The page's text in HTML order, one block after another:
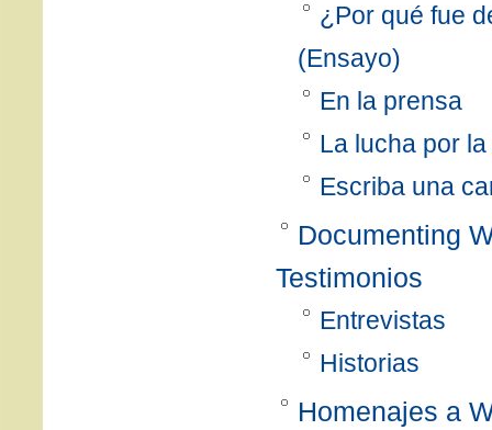
¿Por qué fue
(Ensayo)
En la prensa
La lucha por
Escriba una
Documenting
Testimonios
Entrevistas
Historias
Homenajes a